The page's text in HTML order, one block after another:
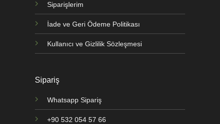
Siparişlerim
İade ve Geri Ödeme Politikası
Kullanıcı ve Gizlilik Sözleşmesi
Sipariş
Whatsapp Sipariş
+90 532 054 57 66